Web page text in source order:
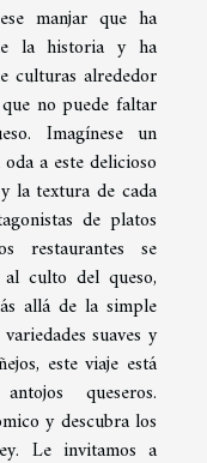
manjar que ha
la historia y ha
culturas alrededor
no puede faltar
Imagínese un
a este delicioso
la textura de cada
de platos
restaurantes se
culto del queso,
allá de la simple
suaves y
este viaje está
queseros.
y descubra los
Le invitamos a